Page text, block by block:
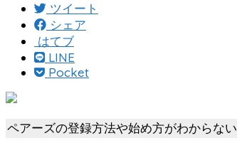
ツイート
シェア
はてブ
LINE
Pocket
ペアーズの登録方法や始め方がわからな